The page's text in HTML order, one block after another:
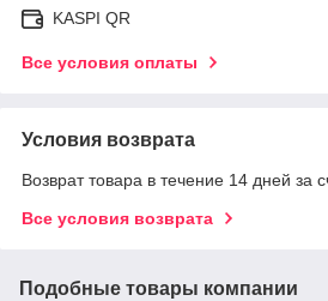
KASPI QR
Все условия оплаты
Условия возврата
Возврат товара в течение 14 дней за
Все условия возврата
Подобные товары компании